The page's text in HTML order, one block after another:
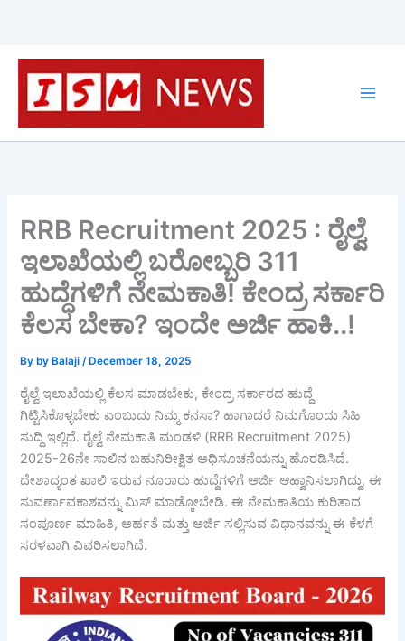
Skip
content
RRB Recruitment 2025 : ರೈಲ್ವೆ
ಇಲಾಖೆಯಲ್ಲಿ ಬರೋಬ್ಬರಿ 311
ಹುದ್ದೆಗಳಿಗೆ ನೇಮಕಾತಿ! ಕೇಂದ್ರ ಸರ್ಕಾರಿ
ಕೆಲಸ ಬೇಕಾ? ಇಂದೇ ಅರ್ಜಿ ಹಾಕಿ..!
By by Balaji/ December 18, 2025
ರೈಲ್ವೆ ಇಲಾಖೆಯಲ್ಲಿ ಕೆಲಸ ಮಾಡಬೇಕು, ಕೇಂದ್ರ ಸರ್ಕಾರದ ಹುದ್ದೆ
ಗಿಟ್ಟಿಸಿಕೊಳ್ಳಬೇಕು ಎಂಬುದು ನಿಮ್ಮ ಕನಸಾ? ಹಾಗಾದರೆ ನಿಮಗೊಂದು ಸಿಹಿ
ಸುದ್ದಿ ಇಲ್ಲಿದೆ. ರೈಲ್ವೆ ನೇಮಕಾತಿ ಮಂಡಳಿ (RRB Recruitment 2025)
2025-26ನೇ ಸಾಲಿನ ಬಹುನಿರೀಕ್ಷಿತ ಅಧಿಸೂಚನೆಯನ್ನು ಹೊರಡಿಸಿದೆ.
ದೇಶಾದ್ಯಂತ ಖಾಲಿ ಇರುವ ನೂರಾರು ಹುದ್ದೆಗಳಿಗೆ ಅರ್ಜಿ ಆಹ್ವಾನಿಸಲಾಗಿದ್ದು, ಈ
ಸುವರ್ಣಾವಕಾಶವನ್ನು ಮಿಸ್ ಮಾಡ್ಕೋಬೇಡಿ. ಈ ನೇಮಕಾತಿಯ ಕುರಿತಾದ
ಸಂಪೂರ್ಣ ಮಾಹಿತಿ, ಅರ್ಹತೆ ಮತ್ತು ಅರ್ಜಿ ಸಲ್ಲಿಸುವ ವಿಧಾನವನ್ನು ಈ ಕೆಳಗೆ
ಸರಳವಾಗಿ ವಿವರಿಸಲಾಗಿದೆ.